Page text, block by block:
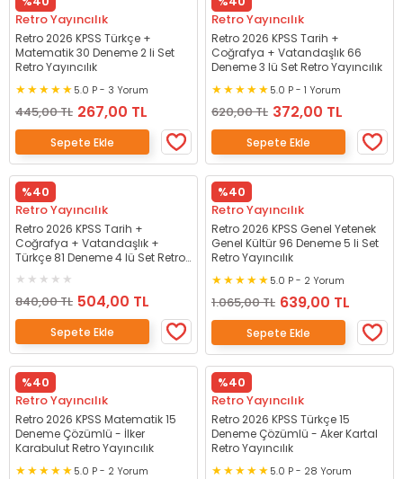
Retro Yayıncılık
Retro 2026 KPSS Türkçe +
Matematik 30 Deneme 2 li Set
Retro Yayıncılık
5.0 P - 3 Yorum
445,00 TL 267,00 TL
Sepete Ekle
Retro Yayıncılık
Retro 2026 KPSS Tarih +
Coğrafya + Vatandaşlık 66
Deneme 3 lü Set Retro Yayıncılık
5.0 P - 1 Yorum
620,00 TL 372,00 TL
Sepete Ekle
%40
Retro Yayıncılık
Retro 2026 KPSS Tarih +
Coğrafya + Vatandaşlık +
Türkçe 81 Deneme 4 lü Set Retro
840,00 TL 504,00 TL
Sepete Ekle
%40
Retro Yayıncılık
Retro 2026 KPSS Genel Yetenek
Genel Kültür 96 Deneme 5 li Set
Retro Yayıncılık
5.0 P - 2 Yorum
1.065,00 TL 639,00 TL
Sepete Ekle
%40
Retro Yayıncılık
Retro 2026 KPSS Matematik 15
Deneme Çözümlü - İlker
Karabulut Retro Yayıncılık
5.0 P - 2 Yorum
%40
Retro Yayıncılık
Retro 2026 KPSS Türkçe 15
Deneme Çözümlü - Aker Kartal
Retro Yayıncılık
5.0 P - 28 Yorum